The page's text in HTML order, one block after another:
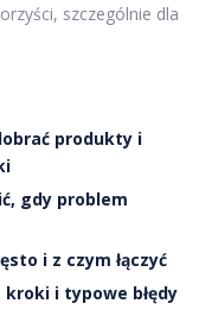
szczególnie dla
produkty i
gdy problem
i z czym łączyć
i typowe błędy